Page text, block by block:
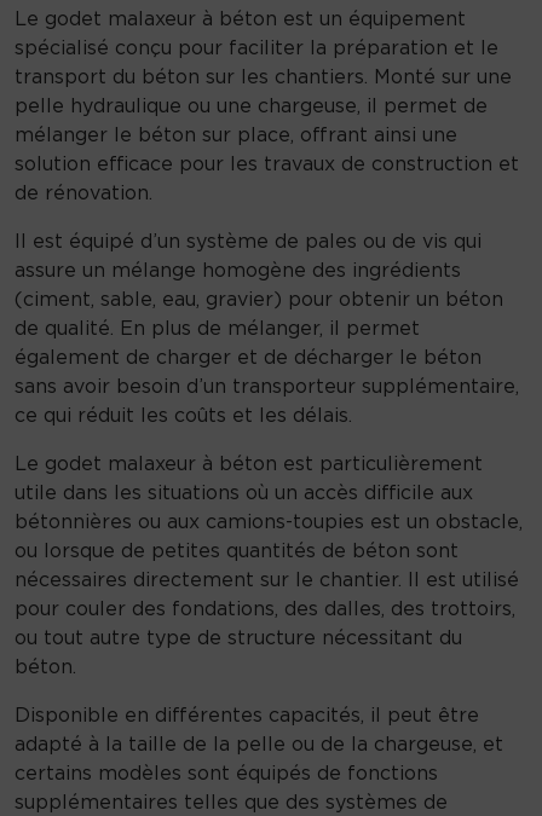
G
o
d
e
t
m
a
a
x
e
u
r
à
b
é
Le godet malaxeur à béton est un équipement
spécialisé conçu pour faciliter la préparation et le
transport du béton sur les chantiers. Monté sur une
pelle hydraulique ou une chargeuse, il permet de
mélanger le béton sur place, offrant ainsi une
solution efficace pour les travaux de construction et
de rénovation.
Il est équipé d’un système de pales ou de vis qui
assure un mélange homogène des ingrédients
(ciment, sable, eau, gravier) pour obtenir un béton
de qualité. En plus de mélanger, il permet
également de charger et de décharger le béton
sans avoir besoin d’un transporteur supplémentaire,
ce qui réduit les coûts et les délais.
Le godet malaxeur à béton est particulièrement
utile dans les situations où un accès difficile aux
bétonnières ou aux camions-toupies est un obstacle,
ou lorsque de petites quantités de béton sont
nécessaires directement sur le chantier. Il est utilisé
pour couler des fondations, des dalles, des trottoirs,
ou tout autre type de structure nécessitant du
béton.
Disponible en différentes capacités, il peut être
adapté à la taille de la pelle ou de la chargeuse, et
certains modèles sont équipés de fonctions
supplémentaires telles que des systèmes de